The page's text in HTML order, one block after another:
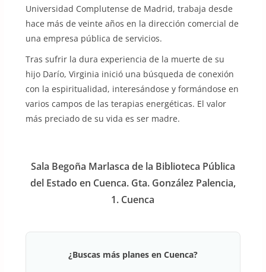
Universidad Complutense de Madrid, trabaja desde
hace más de veinte años en la dirección comercial de
una empresa pública de servicios.
Tras sufrir la dura experiencia de la muerte de su
hijo Darío, Virginia inició una búsqueda de conexión
con la espiritualidad, interesándose y formándose en
varios campos de las terapias energéticas. El valor
más preciado de su vida es ser madre.
Sala Begoña Marlasca de la Biblioteca Pública
del Estado en Cuenca. Gta. González Palencia,
1. Cuenca
¿Buscas más planes en Cuenca?